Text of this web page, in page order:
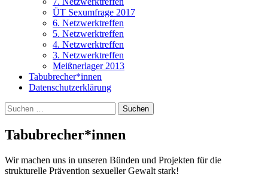
ÜT Sexumfrage 2017
6. Netzwerktreffen
5. Netzwerktreffen
4. Netzwerktreffen
3. Netzwerktreffen
Meißnerlager 2013
Tabubrecher*innen
Datenschutzerklärung
Suchen
nach:
Tabubrecher*innen
Wir machen uns in unseren Bünden und Projekten für die
strukturelle Prävention sexueller Gewalt stark!